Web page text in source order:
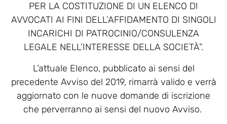
PER LA COSTITUZIONE DI UN ELENCO DI
AVVOCATI AI FINI DELL’AFFIDAMENTO DI SINGOLI
INCARICHI DI PATROCINIO/CONSULENZA
LEGALE NELL’INTERESSE DELLA SOCIETÀ”.
L’attuale Elenco, pubblicato ai sensi del
precedente Avviso del 2019, rimarrà valido e verrà
aggiornato con le nuove domande di iscrizione
che perverranno ai sensi del nuovo Avviso.